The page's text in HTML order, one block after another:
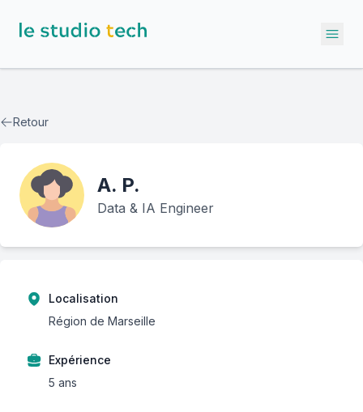
Retour
A. P.
Data & IA Engineer
Localisation
Région de Marseille
Expérience
5 ans